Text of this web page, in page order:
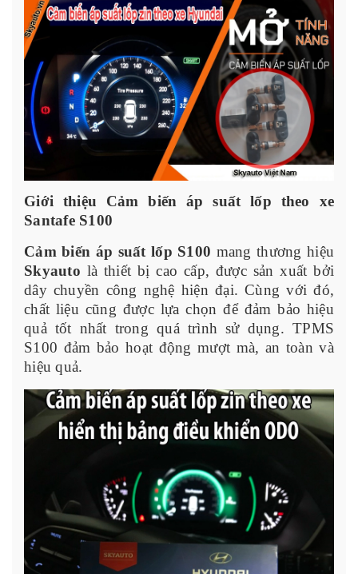
Giới thiệu Cảm biến áp suất lốp theo xe
Santafe S100
Cảm biến áp suất lốp S100 mang thương hiệu
Skyauto là thiết bị cao cấp, được sản xuất bởi
dây chuyền công nghệ hiện đại. Cùng với đó,
chất liệu cũng được lựa chọn để đảm bảo hiệu
quả tốt nhất trong quá trình sử dụng. TPMS
S100 đảm bảo hoạt động mượt mà, an toàn và
hiệu quả.